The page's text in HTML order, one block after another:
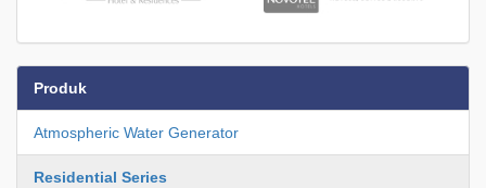
Produk
Atmospheric Water Generator
Residential Series